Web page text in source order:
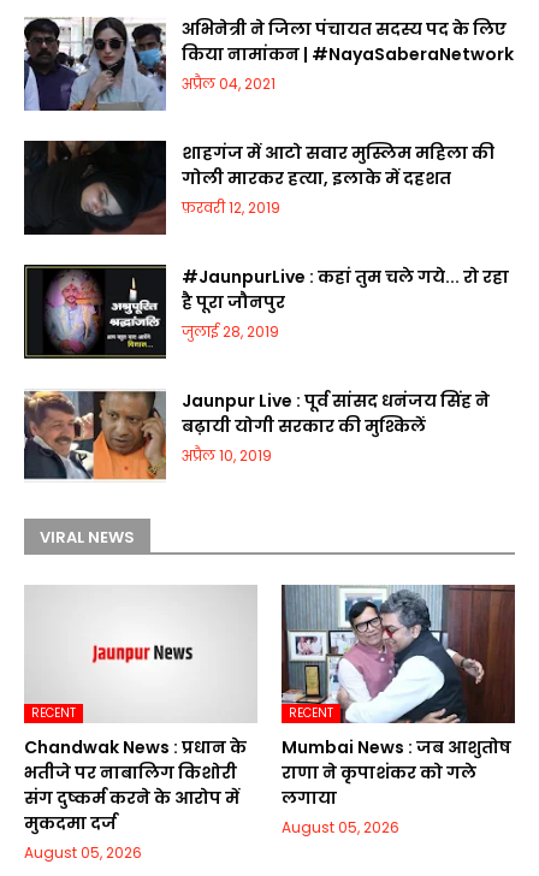
अभिनेत्री ने जिला पंचायत सदस्य पद के लिए
किया नामांकन | #NayaSaberaNetwork
अप्रैल 04, 2021
शाहगंज में आटो सवार मुस्लिम महिला की
गोली मारकर हत्या, इलाके में दहशत
फ़रवरी 12, 2019
#JaunpurLive : कहां तुम चले गये... रो रहा
है पूरा जौनपुर
जुलाई 28, 2019
Jaunpur Live : पूर्व सांसद धनंजय सिंह ने
बढ़ायी योगी सरकार की मुश्किलें
अप्रैल 10, 2019
VIRAL NEWS
RECENT
Chandwak News : प्रधान के
भतीजे पर नाबालिग किशोरी
संग दुष्कर्म करने के आरोप में
मुकदमा दर्ज
August 05, 2026
RECENT
Mumbai News : जब आशुतोष
राणा ने कृपाशंकर को गले
लगाया
August 05, 2026